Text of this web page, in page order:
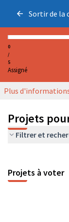
Sortir de la
0
/
5
Assigné
Plus
Projets
Filtrer et
Projets à voter